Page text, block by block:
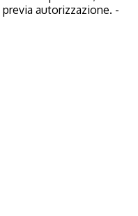
autorizzazione. -